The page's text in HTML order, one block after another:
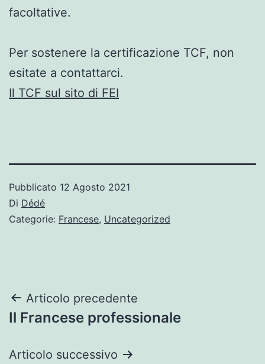
facoltative.
Per sostenere la certificazione TCF, non
esitate a contattarci.
Il TCF sul sito di FEI
Pubblicato 12 Agosto 2021
Di Dédé
Categorie: Francese, Uncategorized
Navigazione
articoli
Articolo precedente
Il Francese professionale
Articolo successivo